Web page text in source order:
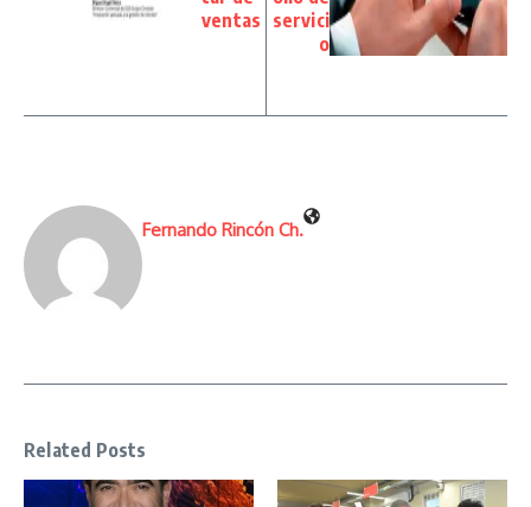
ventas servici
o
Fernando Rincón Ch.
Related Posts